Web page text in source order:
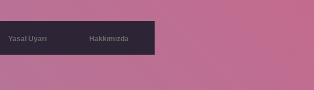
Yasal Uyarı Hakkımızda